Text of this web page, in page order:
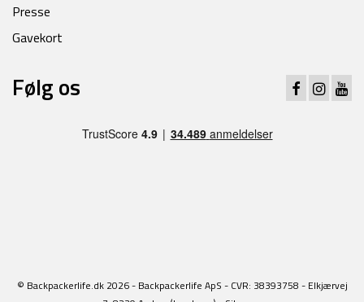
Presse
Gavekort
Følg os
© Backpackerlife.dk 2026 - Backpackerlife ApS - CVR: 38393758 - Elkjærvej